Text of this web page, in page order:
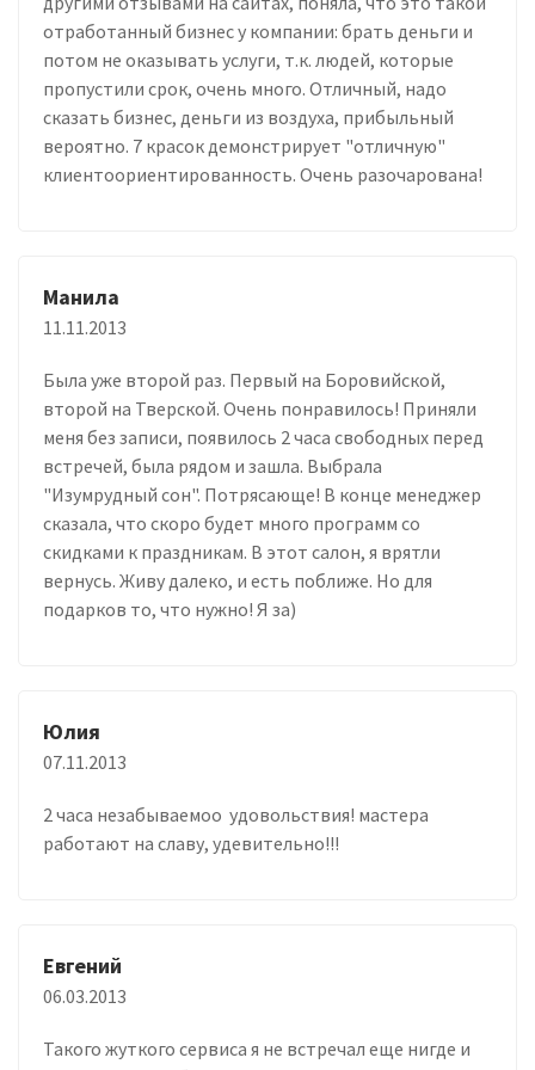
отработанный бизнес у компании: брать деньги и
потом не оказывать услуги, т.к. людей, которые
пропустили срок, очень много. Отличный, надо
сказать бизнес, деньги из воздуха, прибыльный
вероятно. 7 красок демонстрирует "отличную"
клиентоориентированность. Очень разочарована!
Манила
11.11.2013
Была уже второй раз. Первый на Боровийской,
второй на Тверской. Очень понравилось! Приняли
меня без записи, появилось 2 часа свободных перед
встречей, была рядом и зашла. Выбрала
"Изумрудный сон". Потрясающе! В конце менеджер
сказала, что скоро будет много программ со
скидками к праздникам. В этот салон, я врятли
вернусь. Живу далеко, и есть поближе. Но для
подарков то, что нужно! Я за)
Юлия
07.11.2013
2 часа незабываемоо удовольствия! мастера
работают на славу, удевительно!!!
Евгений
06.03.2013
Такого жуткого сервиса я не встречал еще нигде и